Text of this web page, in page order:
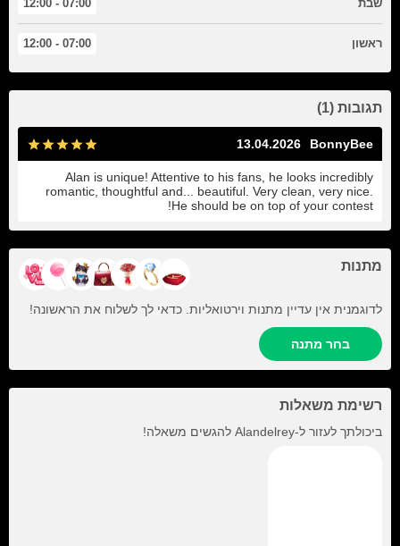
שבת 07:00 - 12:00
ראשון 07:00 - 12:00
תגובות (1)
BonnyBee
13.04.2026
Alan is unique! Attentive to his fans, he looks incredibly
romantic, thoughtful and... beautiful. Very clean, very nice.
He should be on top of your contest!
מתנות
לדוגמנית אין עדיין מתנות וירטואליות. כדאי לך לשלוח את הראשונה!
בחר מתנה
רשימת משאלות
ביכולתך לעזור ל-Alandelrey להגשים משאלה!